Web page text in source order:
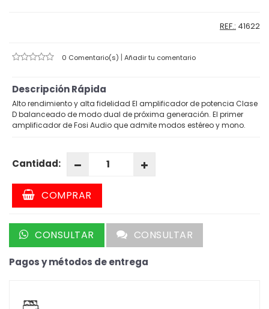
REF.: 41622
0 Comentario(s) | Añadir tu comentario
Descripción Rápida
Alto rendimiento y alta fidelidad El amplificador de potencia Clase
D balanceado de modo dual de próxima generación. El primer
amplificador de Fosi Audio que admite modos estéreo y mono.
Cantidad:
COMPRAR
CONSULTAR CONSULTAR
Pagos y métodos de entrega